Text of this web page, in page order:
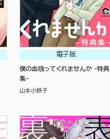
電子版
僕の血吸ってくれませんか -特典
集-
山本小鉄子